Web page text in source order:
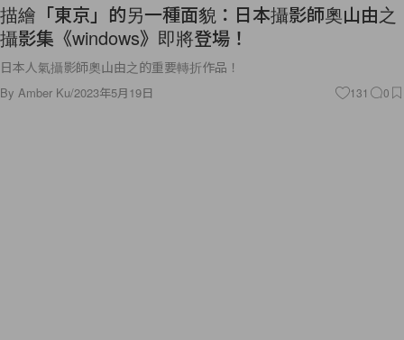
描繪「東京」的另一種面貌：日本攝影師奧山由之
攝影集《windows》即將登場！
日本人氣攝影師奧山由之的重要轉折作品！
By Amber Ku/2023年5月19日 131 0